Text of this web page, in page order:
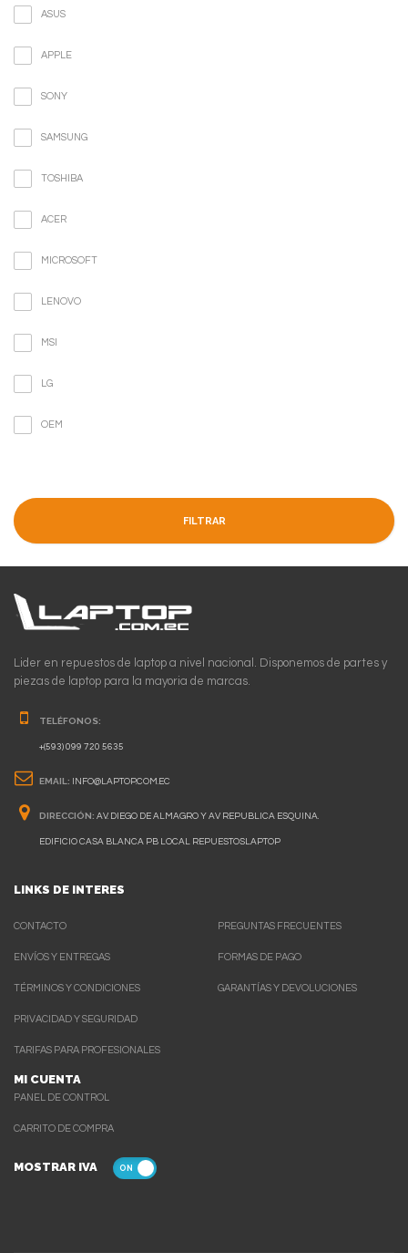
ASUS
APPLE
SONY
SAMSUNG
TOSHIBA
ACER
MICROSOFT
LENOVO
MSI
LG
OEM
FILTRAR
Lider en repuestos de laptop a nivel nacional. Disponemos de partes y
piezas de laptop para la mayoria de marcas.
TELÉFONOS:
+(593) 099 720 5635
EMAIL: INFO@LAPTOP.COM.EC
DIRECCIÓN: AV. DIEGO DE ALMAGRO Y AV REPUBLICA ESQUINA.
EDIFICIO CASA BLANCA PB LOCAL REPUESTOSLAPTOP
LINKS DE INTERES
CONTACTO
ENVÍOS Y ENTREGAS
TÉRMINOS Y CONDICIONES
PRIVACIDAD Y SEGURIDAD
TARIFAS PARA PROFESIONALES
MI CUENTA
PANEL DE CONTROL
CARRITO DE COMPRA
PREGUNTAS FRECUENTES
FORMAS DE PAGO
GARANTÍAS Y DEVOLUCIONES
MOSTRAR IVA